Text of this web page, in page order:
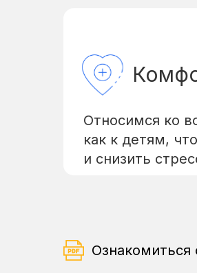
Относимся ко
как к детям,
и снизить
Ознакомиться